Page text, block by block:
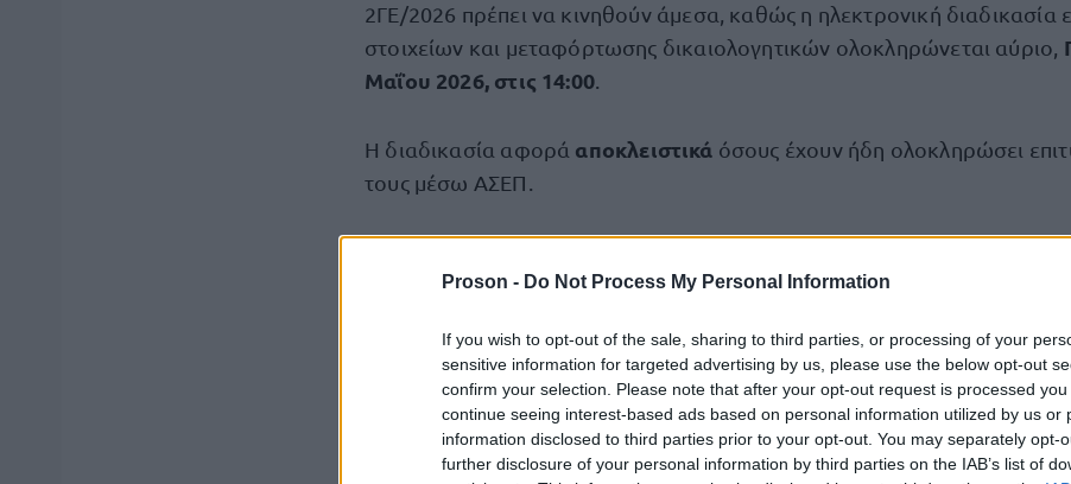
Proson - Do Not Process My Personal Information
If you wish to opt-out of the sale, sharing to third parties, or processing of your
sensitive information for targeted advertising by us, please use the below opt-out
confirm your selection. Please note that after your opt-out request is processed you
continue seeing interest-based ads based on personal information utilized by us or
information disclosed to third parties prior to your opt-out. You may separately opt-
further disclosure of your personal information by third parties on the IAB’s list of
2ΓΕ/2026 πρέπει να κινηθούν άμεσα, καθώς η ηλεκτρονική διαδικασία
στοιχείων και μεταφόρτωσης δικαιολογητικών ολοκληρώνεται αύριο,
Μαΐου 2026, στις 14:00.
Η διαδικασία αφορά αποκλειστικά όσους έχουν ήδη ολοκληρώσει
τους μέσω ΑΣΕΠ.
αποκλεισμό , οι υποψήφιοι πρέπει να ακολουθήσουν συγκεκριμένα
σύστημα του ΟΠΣΥΔ.
Η είσοδος πραγματοποιείται μέσω της ενότητας «Φάκελος » και στη